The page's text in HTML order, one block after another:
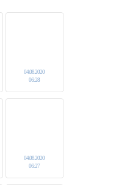
04.08.2020
06:28
04.08.2020
06:27